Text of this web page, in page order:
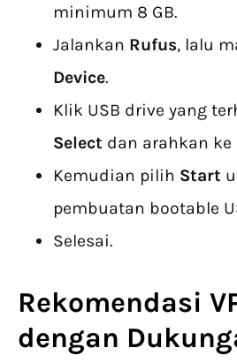
minimum 8 GB.
Jalankan Rufus, lalu
Device.
Klik USB drive yang
Select dan arahkan ke
Kemudian pilih Start
pembuatan bootable
Selesai.
Rekomendasi
dengan